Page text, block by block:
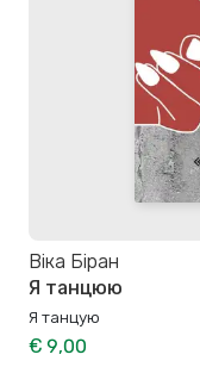
Віка Біран
Я танцюю
Я танцую
€ 9,00